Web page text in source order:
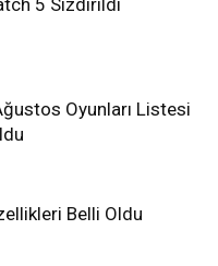
Oyunları Listesi
Belli Oldu